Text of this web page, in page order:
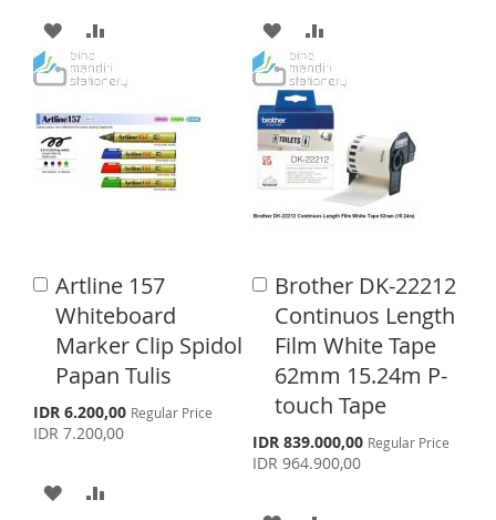
T
T
l
P
r
c
A
D
T
O
S
H
L
I
T
D
T
O
M
P
A
R
l
P
r
c
A
D
D
T
O
W
S
H
L
I
S
D
D
T
O
C
M
P
A
R
E
Artline 157
Whiteboard
Marker Clip Spidol
Papan Tulis
S
p
e
IDR 6.200,00 Regular Price
IDR 7.200,00
A
d
d
o
C
a
r
A
Brother DK-22212
Continuos Length
Film White Tape
62mm 15.24m P-
touch Tape
S
p
e
IDR 839.000,00 Regular Price
IDR 964.900,00
A
d
d
o
C
a
t